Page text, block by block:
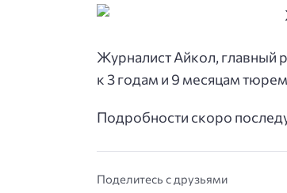
Журналист Айкол, главный
к 3 годам и 9 месяцам
Подробности скоро
Поделитесь с друзьями